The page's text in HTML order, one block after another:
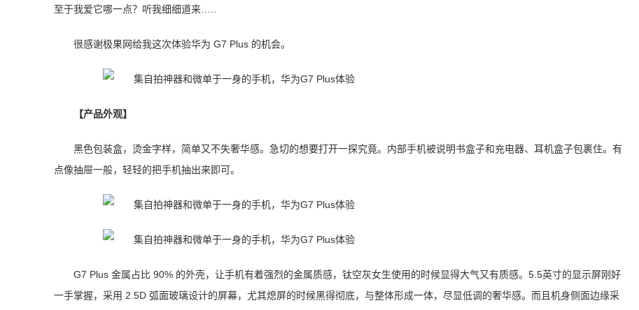
至于我爱它哪一点？听我细细道来…..
很感谢极果网给我这次体验华为 G7 Plus 的机会。
【产品外观】
黑色包装盒，烫金字样，简单又不失奢华感。急切的想要打开一探究竟。内部手机被说明书盒子和充电器、耳机盒子包裹住。有
点像抽屉一般，轻轻的把手机抽出来即可。
G7 Plus 金属占比 90% 的外壳，让手机有着强烈的金属质感，钛空灰女生使用的时候显得大气又有质感。5.5英寸的显示屏刚好
一手掌握，采用 2.5D 弧面玻璃设计的屏幕，尤其熄屏的时候黑得彻底，与整体形成一体，尽显低调的奢华感。而且机身侧面边缘采